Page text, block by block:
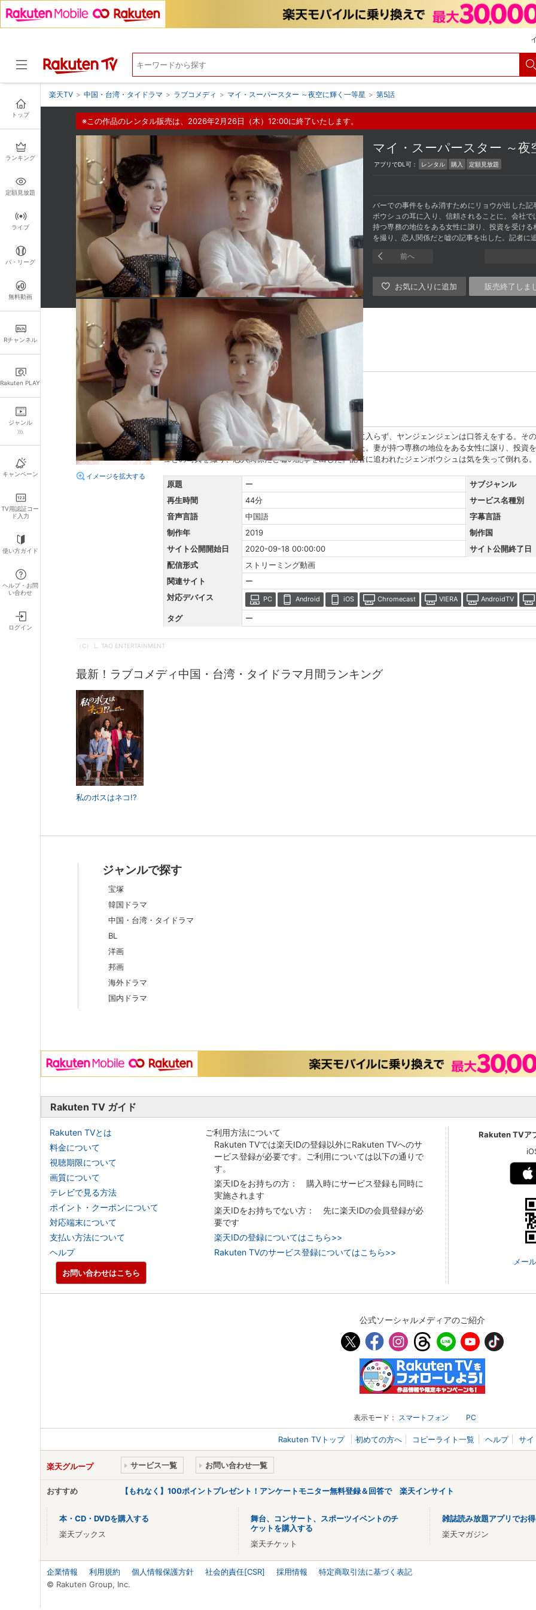
トップ
ランキング
定額見放題
ライブ
パ・リーグ
無料動画
Rチャンネル
Rakuten PLAY
ジャンル
キャンペーン
TV用認証コー
ド入力
使い方ガイド
ヘルプ・お問
い合わせ
ログイン
楽天TV > 中国・台湾・タイドラマ > ラブコメディ > マイ・スーパースター ～夜空に輝く一等星 > 第5話
※この作品のレンタル販売は、2026年2月26日（木）12:00に終了いたします。
マイ・スーパースター ～
アプリでDL可： レンタル 購入 定額見放題
バーでの事件をもみ消すためにリョウが出した
ボウシュの耳に入り、信頼されることに。会社
持つ専務の地位をある女性に譲り、投資を受け
を撮り、恋人関係だと嘘の記事を出した。記者に
前へ
販売終了しま
詳細情報
イメージを拡大する
キャスト・スタッフ
ファン・ズータオ
ウー・チェン
監督：
リウ・イーズ
あらすじ
バーでの事件をもみ消すためにリョウが出した記事が気に入らず、ヤンジェンジェンは口答えをする。
場のために投資会社を探そうと、チェン社長が焦っていた。妻が持つ専務の地位をある女性に譲り、投
ュとの写真を撮り、恋人関係だと嘘の記事を出した。記者に追われたジェンボウシュは気を失って倒れる。
原題 ー サブジャンル
再生時間
44分 サービス名種別
音声言語
中国語 字幕言語
制作年
2019 制作国
サイト公開開始日
2020-09-18 00:00:00 サイト公開終了日
配信形式
ストリーミング動画
関連サイト
ー
対応デバイス
PC Android iOS Chromecast VIERA AndroidTV
タグ ー
（C） L. TAO ENTERTAINMENT
最新！ラブコメディ中国・台湾・タイドラマ月間ランキング
私のボスはネコ!?
ジャンルで探す
宝塚
韓国ドラマ
中国・台湾・タイドラマ
BL
洋画
邦画
海外ドラマ
国内ドラマ
Rakuten TV ガイド
Rakuten TVとは
料金について
視聴期限について
画質について
テレビで見る方法
ポイント・クーポンについて
対応端末について
支払い方法について
ヘルプ
ご利用方法について
Rakuten TVでは楽天IDの登録以外にRakuten TVへのサ
ービス登録が必要です。ご利用については以下の通りで
す。
楽天IDをお持ちの方： 購入時にサービス登録も同時に
実施されます
楽天IDをお持ちでない方： 先に楽天IDの会員登録が必
要です
楽天IDの登録についてはこちら>>
Rakuten TVのサービス登録についてはこちら>>
Rakuten TVア
メー
お問い合わせはこちら
公式ソーシャルメディアのご紹介
表示モード： スマートフォン PC
Rakuten TVトップ 初めての方へ コピーライト一覧 ヘルプ サイ
楽天グループ サービス一覧 お問い合わせ一覧
おすすめ 【もれなく】100ポイントプレゼント！アンケートモニター無料登録＆回答で 楽天インサイト
本・CD・DVDを購入する
楽天ブックス
舞台、コンサート、スポーツイベントのチ
ケットを購入する
楽天チケット
雑誌読み放題アプリでお
楽天マガジン
企業情報 利用規約 個人情報保護方針 社会的責任[CSR] 採用情報
特定商取引法に基づく表記
© Rakuten Group, Inc.